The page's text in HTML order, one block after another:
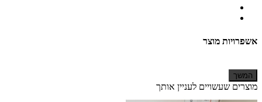
אשפרויות מוצר
המשך
מוצרים שעשויים לעניין אותך